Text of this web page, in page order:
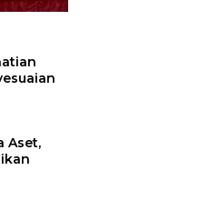
Aset,